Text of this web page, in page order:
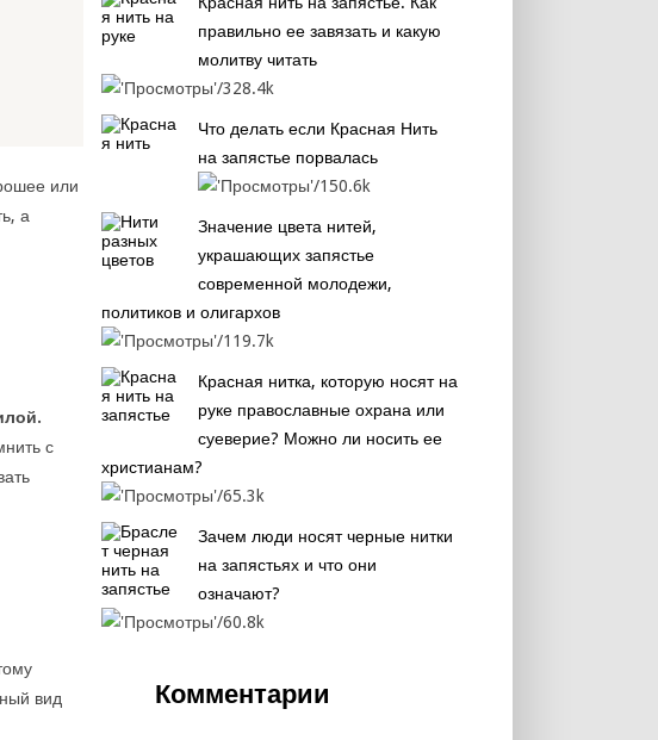
или
а
с
вид
правильно ее завязать и какую
молитву читать
328.4k
Что делать если Красная Нить
на запястье порвалась
150.6k
Значение цвета нитей,
украшающих запястье
современной молодежи,
политиков и олигархов
119.7k
Красная нитка, которую носят на
руке православные охрана или
суеверие? Можно ли носить ее
христианам?
65.3k
Зачем люди носят черные нитки
на запястьях и что они
означают?
60.8k
Комментарии